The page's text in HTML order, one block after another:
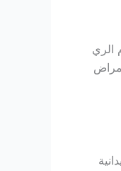
الري
أي أمراض